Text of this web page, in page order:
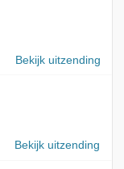
Bekijk uitzending
Bekijk uitzending